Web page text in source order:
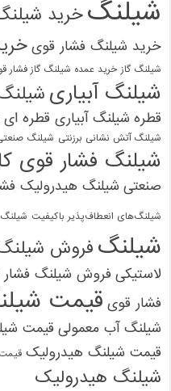
شیلنگخرید
خرید شیلنگ فشار قوی
شیلنگ گاز خرید عمده شیلنگ گاز فشار
شیلنگ آبیاری
قطره شیلنگ آبیاری قطره ای
شیلنگ آتش نشانی برزنتی شیلنگ
شیلنگ فشار قوی
صنعتی شیلنگ هیدرولیک
شیلنگ‌های انعطاف‌پذیر باکیفیت
شیلنگ فروش
لاستیکی فروش شیلنگ
فشار قوی قیمت
شیلنگ آب معمولی قیمت
قیمت شیلنگ هیدرولیک
شیلنگ هیدرولیک